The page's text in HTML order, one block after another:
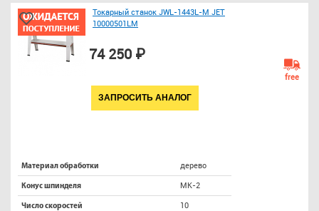
Токарный станок JWL-1443L-M JET
10000501LM
74 250 ₽
ЗАПРОСИТЬ АНАЛОГ
free
Материал обработки дерево
Конус шпинделя МК-2
Число скоростей 10